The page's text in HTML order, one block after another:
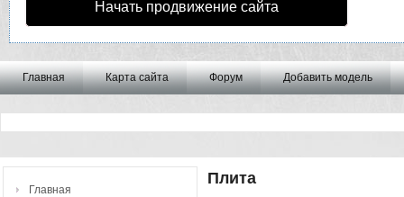
Начать продвижение сайта
Главная Карта сайта Форум Добавить модель
Главная
Плита